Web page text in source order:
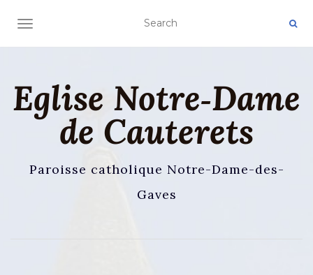
AFFICHER/MASQUER LA NAVIGATION
Eglise Notre‑Dame
de Cauterets
Paroisse catholique Notre-Dame-des-
Gaves